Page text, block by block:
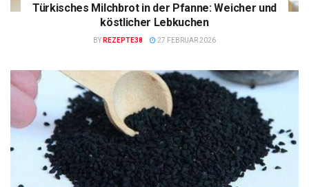
Türkisches Milchbrot in der Pfanne: Weicher und
köstlicher Lebkuchen
BY REZEPTE38 27 FEBRUAR 2026